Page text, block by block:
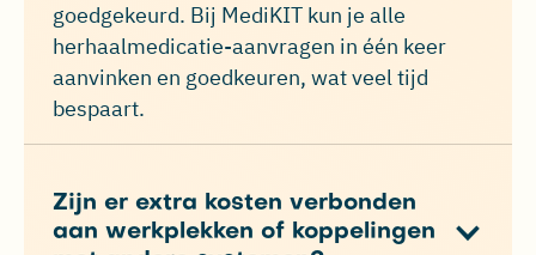
goedgekeurd. Bij MediKIT kun je alle
herhaalmedicatie-aanvragen in één keer
aanvinken en goedkeuren, wat veel tijd
bespaart.
Zijn er extra kosten verbonden
aan werkplekken of koppelingen